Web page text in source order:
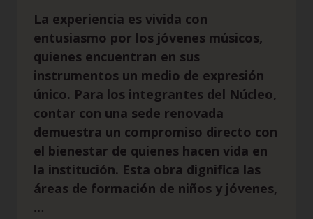
La experiencia es vivida con
entusiasmo por los jóvenes músicos,
quienes encuentran en sus
instrumentos un medio de expresión
único. Para los integrantes del Núcleo,
contar con una sede renovada
demuestra un compromiso directo con
el bienestar de quienes hacen vida en
la institución. Esta obra dignifica las
áreas de formación de niños y jóvenes,
…